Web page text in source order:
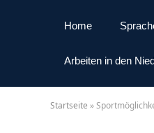
Home
Arbeiten in den
Startseite »